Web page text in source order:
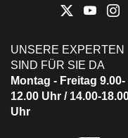
UNSERE EXPERTEN
SIND FÜR SIE DA
Montag - Freitag 9.00-
12.00 Uhr / 14.00-
Uhr